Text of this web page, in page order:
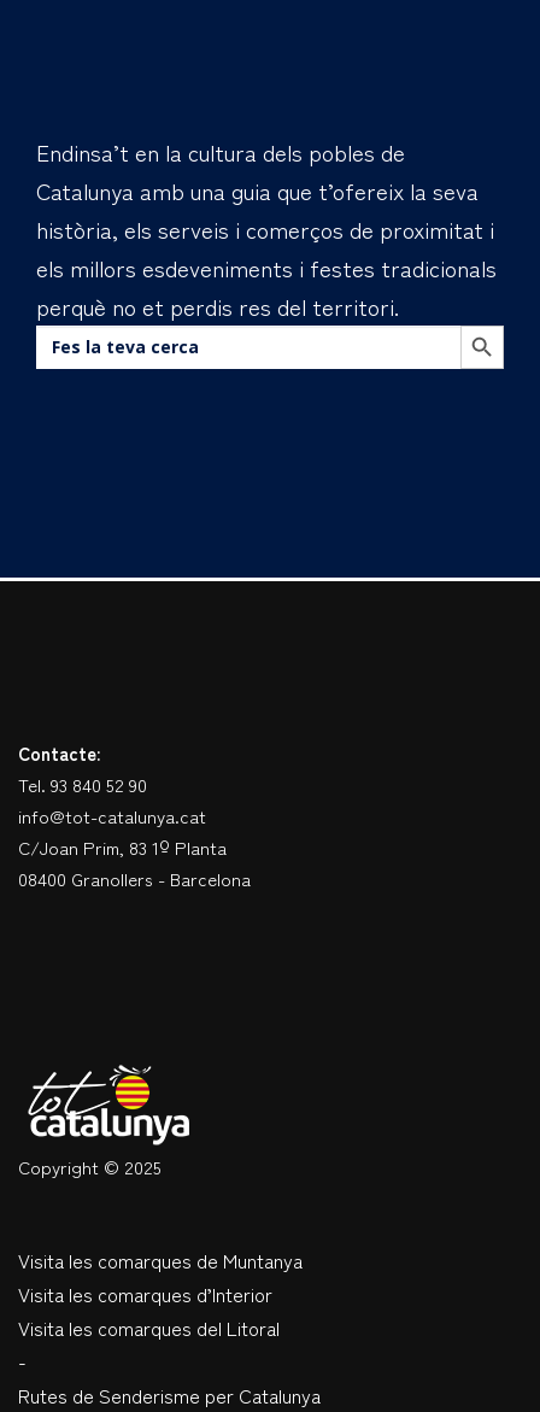
Endinsa’t en la cultura dels pobles de
Catalunya amb una guia que t’ofereix la seva
història, els serveis i comerços de proximitat i
els millors esdeveniments i festes tradicionals
perquè no et perdis res del territori.
BOTÓN DE
Contacte:
Tel. 93 840 52 90
info@tot-catalunya.cat
C/Joan Prim, 83 1º Planta
08400 Granollers - Barcelona
Copyright © 2025
Visita les comarques de Muntanya
Visita les comarques d’Interior
Visita les comarques del Litoral
-
Rutes de Senderisme per Catalunya